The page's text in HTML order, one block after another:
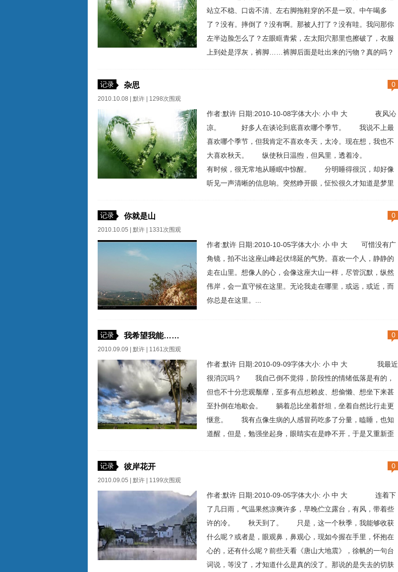
站立不稳、口齿不清、左右脚拖鞋穿的不是一双。中午喝多
了？没有。摔倒了？没有啊。那被人打了？没有哇。我问那你
左半边脸怎么了？左眼眶青紫，左太阳穴那里也擦破了，衣服
上到处是浮灰，裤脚……裤脚后面是吐出来的污物？真的吗？
记录 0
杂思
2010.10.08 | 默许 | 1298次围观
作者:默许 日期:2010-10-08字体大小: 小 中 大 夜风沁
凉。 好多人在谈论到底喜欢哪个季节。 我说不上最
喜欢哪个季节，但我肯定不喜欢冬天，太冷。现在想，我也不
大喜欢秋天。 纵使秋日温煦，但风里，透着冷。
有时候，很无常地从睡眠中惊醒。 分明睡得很沉，却好像
听见一声清晰的信息响。突然睁开眼，怔忪很久才知道是梦里
记录 0
你就是山
2010.10.05 | 默许 | 1331次围观
作者:默许 日期:2010-10-05字体大小: 小 中 大 可惜没有广
角镜，拍不出这座山峰起伏绵延的气势。喜欢一个人，静静的
走在山里。想像人的心，会像这座大山一样，尽管沉默，纵然
伟岸，会一直守候在这里。无论我走在哪里，或远，或近，而
你总是在这里。...
记录 0
我希望我能……
2010.09.09 | 默许 | 1161次围观
作者:默许 日期:2010-09-09字体大小: 小 中 大 我最近
很消沉吗？ 我自己倒不觉得，阶段性的情绪低落是有的，
但也不十分悲观颓靡，至多有点想赖皮、想偷懒、想坐下来甚
至扑倒在地歇会。 躺着总比坐着舒坦，坐着自然比行走更
惬意。 我有点像生病的人感冒药吃多了分量，瞌睡，也知
道醒，但是，勉强坐起身，眼睛实在是睁不开，于是又重新歪
记录 0
彼岸花开
2010.09.05 | 默许 | 1199次围观
作者:默许 日期:2010-09-05字体大小: 小 中 大 连着下
了几日雨，气温果然凉爽许多，早晚伫立露台，有风，带着些
许的冷。 秋天到了。 只是，这一个秋季，我能够收获
什么呢？或者是，眼观鼻，鼻观心，现如今握在手里，怀抱在
心的，还有什么呢？前些天看《唐山大地震》，徐帆的一句台
词说，等没了，才知道什么是真的没了。那说的是失去的切肤